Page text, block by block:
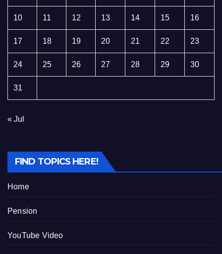
10 11 12 13 14 15 16
17 18 19 20 21 22 23
24 25 26 27 28 29 30
31
« Jul
FIND TOPICS HERE!
Home
Pension
YouTube Video